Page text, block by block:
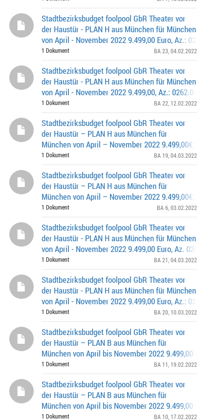
Stadtbezirksbudget foolpool GbR Theater vor
der Haustür - PLAN H aus München für München
von April - November 2022 9.499,00 Euro, Az.: 0262.0-
1 Dokument BA 23 , 04.02.2022
Stadtbezirksbudget foolpool GbR Theater vor
der Haustür - PLAN H aus München für München
von April - November 2022 9.499,00, Az.: 0262.0-22-
1 Dokument BA 22 , 12.02.2022
Stadtbezirksbudget foolpool GbR Theater vor
der Haustür – PLAN H aus München für
München von April – November 2022 9.499,00€; Az.
0398
1 Dokument BA 19 , 04.03.2022
Stadtbezirksbudget foolpool GbR Theater vor
der Haustür – PLAN H aus München für
München von April – November 2022 9.499,00€; Az.
0362
1 Dokument BA 6 , 03.02.2022
Stadtbezirksbudget foolpool GbR Theater vor
der Haustür - PLAN H aus München für München
von April - November 2022 9.499,00 Euro, Az. 0262.0-
1 Dokument BA 21 , 04.03.2022
Stadtbezirksbudget foolpool GbR Theater vor
der Haustür - PLAN H aus München für München
von April - November 2022 9.499,00 Euro, Az.: 0262.0-
1 Dokument BA 20 , 10.03.2022
Stadtbezirksbudget foolpool GbR Theater vor
der Haustür – PLAN B aus München für
München von April bis November 2022 9.499,00 € / Az.
11-0445
1 Dokument BA 11 , 19.02.2022
Stadtbezirksbudget foolpool GbR Theater vor
der Haustür – PLAN B aus München für
München von April bis November 2022 9.499,00 € / Az.
10-0282
1 Dokument BA 10 , 17.02.2022